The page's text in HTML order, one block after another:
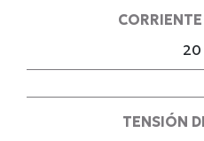
20
TENSIÓN